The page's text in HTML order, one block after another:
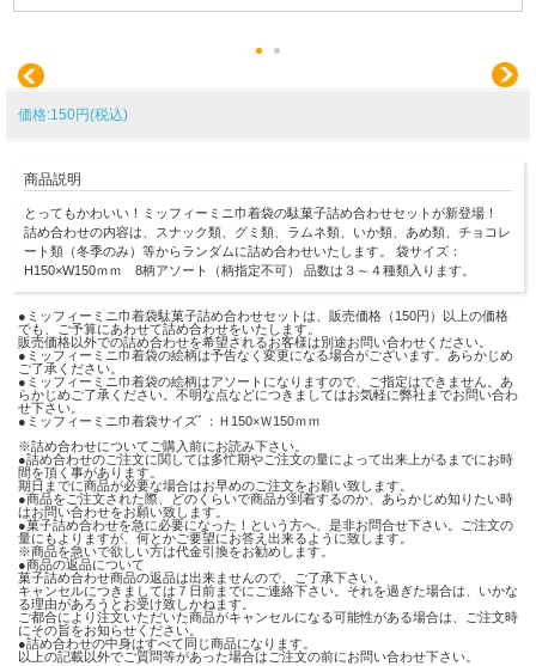
価格:150円(税込)
商品説明
とってもかわいい！ミッフィーミニ巾着袋の駄菓子詰め合わせセットが新登場！
詰め合わせの内容は、スナック類、グミ類、ラムネ類、いか類、あめ類、チョコレ
ート類（冬季のみ）等からランダムに詰め合わせいたします。 袋サイズ：
H150×W150ｍｍ 8柄アソート（柄指定不可） 品数は３～４種類入ります。
●ミッフィーミニ巾着袋駄菓子詰め合わせセットは、販売価格（150円）以上の価格
でも、ご予算にあわせて詰め合わせをいたします。
販売価格以外での詰め合わせを希望されるお客様は別途お問い合わせください。
●ミッフィーミニ巾着袋の絵柄は予告なく変更になる場合がございます。あらかじめ
ご了承ください。
●ミッフィーミニ巾着袋の絵柄はアソートになりますので、ご指定はできません。あ
らかじめご了承ください。不明な点などにつきましてはお気軽に弊社までお問い合わ
せ下さい。
●ミッフィーミニ巾着袋サイズﾞ：Ｈ150×Ｗ150ｍｍ
※詰め合わせについてご購入前にお読み下さい。
●詰め合わせのご注文に関しては多忙期やご注文の量によって出来上がるまでにお時
間を頂く事があります。
期日までに商品が必要な場合はお早めのご注文をお願い致します。
●商品をご注文された際、どのくらいで商品が到着するのか、あらかじめ知りたい時
はお問い合わせをお願い致します。
●菓子詰め合わせを急に必要になった！という方へ、是非お問合せ下さい。ご注文の
量にもよりますが、何とかご要望にお答え出来るように致します。
※商品を急いで欲しい方は代金引換をお勧めします。
●商品の返品について
菓子詰め合わせ商品の返品は出来ませんので、ご了承下さい。
キャンセルにつきましては７日前までにご連絡下さい。それを過ぎた場合は、いかな
る理由があろうとお受け致しかねます。
ご都合により注文いただいた商品がキャンセルになる可能性がある場合は、ご注文時
にその旨をお知らせください。
●詰め合わせの中身はすべて同じ商品になります。
以上の記載以外でご質問等があった場合はご注文の前にお問い合わせ下さい。